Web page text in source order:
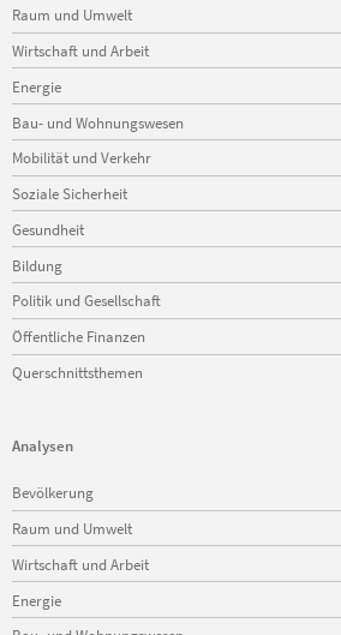
Raum und Umwelt
Wirtschaft und Arbeit
Energie
Bau- und Wohnungswesen
Mobilität und Verkehr
Soziale Sicherheit
Gesundheit
Bildung
Politik und Gesellschaft
Öffentliche Finanzen
Querschnittsthemen
Analysen
Navigation
überspringen
Bevölkerung
Raum und Umwelt
Wirtschaft und Arbeit
Energie